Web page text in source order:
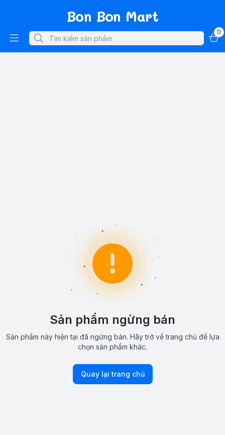
Bon Bon Mart
0
Sản phẩm ngừng bán
Sản phẩm này hiện tại đã ngừng bán. Hãy trở về trang chủ để lựa
chọn sản phẩm khác.
Quay lại trang chủ